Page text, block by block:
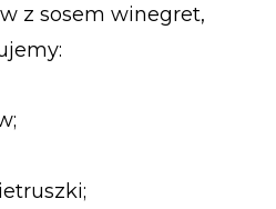
z sosem winegret,